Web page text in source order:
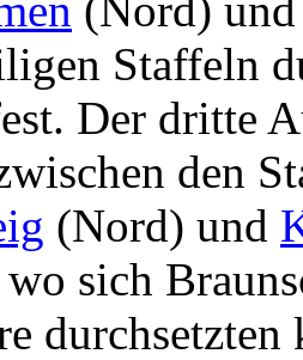
Staffeln
Der dritte
den
(Nord) und
wo sich
durchsetzten